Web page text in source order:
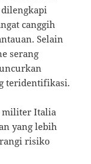
canggih
Selain
serang
teridentifikasi.
militer Italia
yang lebih
risiko